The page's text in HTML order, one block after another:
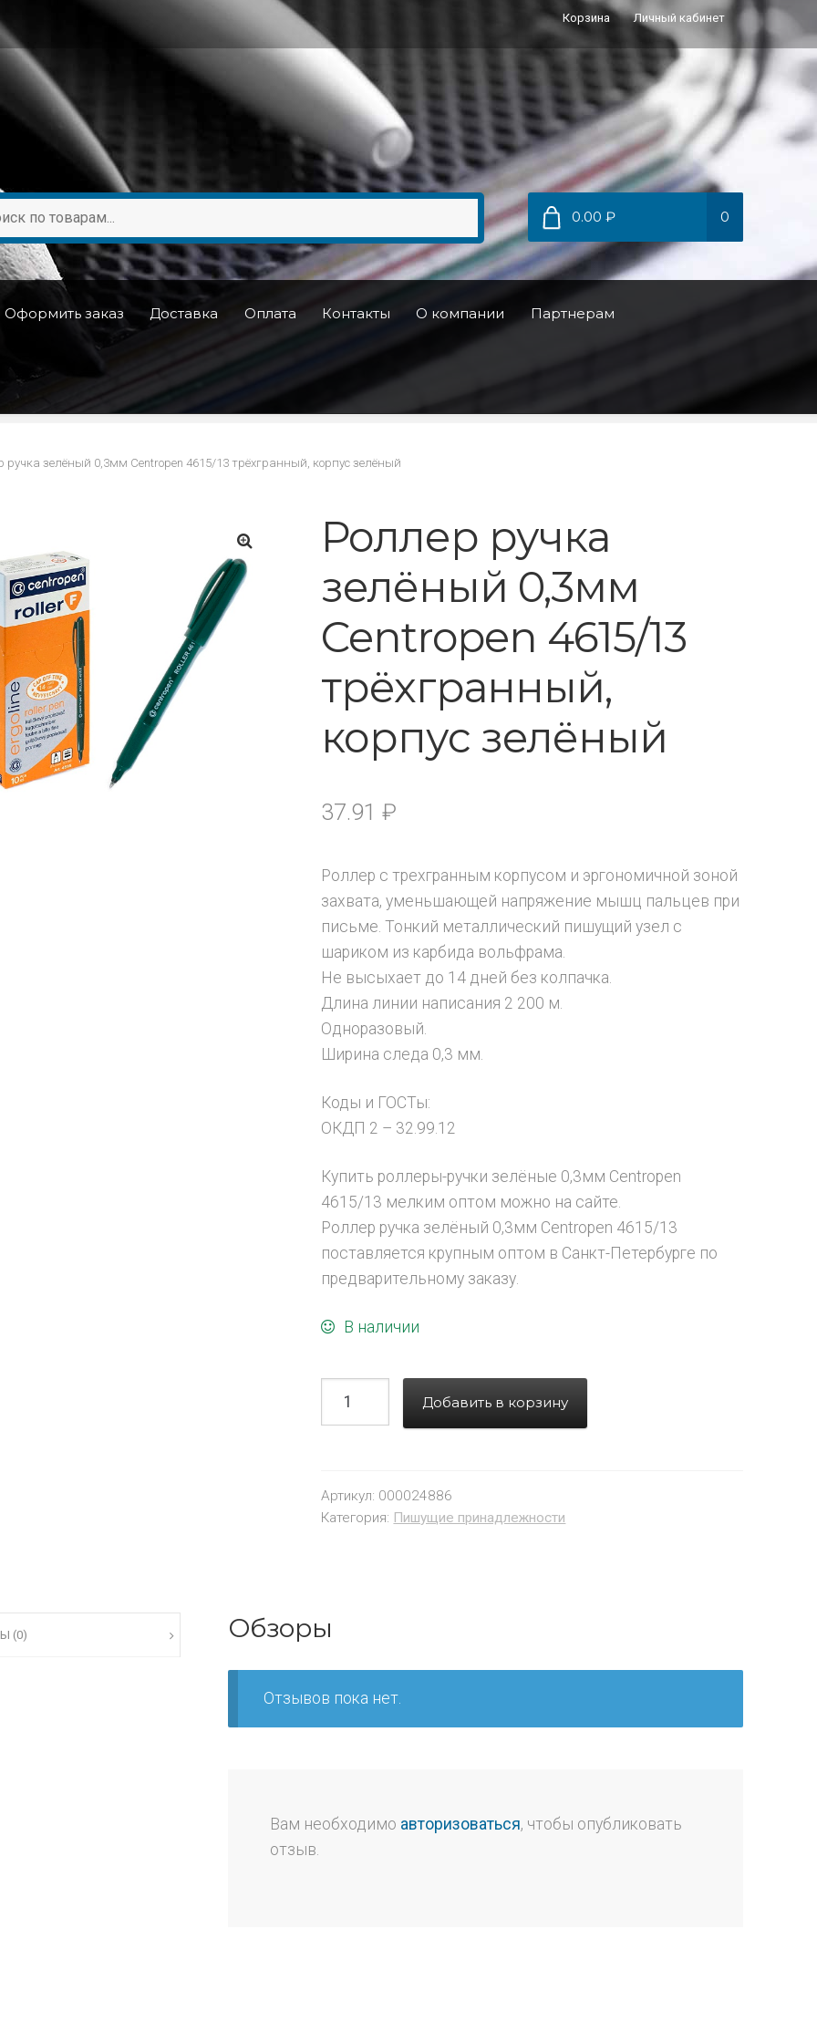
Корзина Личный кабинет
0.00 ₽ 0
Оформить заказ Доставка Оплата Контакты О компании Партнерам
ручка зелёный 0,3мм Centropen 4615/13 трёхгранный, корпус зелёный
🔍
Роллер ручка
зелёный 0,3мм
Centropen 4615/13
трёхгранный,
корпус зелёный
37.91₽
Роллер с трехгранным корпусом и эргономичной зоной
захвата, уменьшающей напряжение мышц пальцев при
письме. Тонкий металлический пишущий узел с
шариком из карбида вольфрама.
Не высыхает до 14 дней без колпачка.
Длина линии написания 2 200 м.
Одноразовый.
Ширина следа 0,3 мм.
Коды и ГОСТы:
ОКДП 2 – 32.99.12
Купить роллеры-ручки зелёные 0,3мм Centropen
4615/13 мелким оптом можно на сайте.
Роллер ручка зелёный 0,3мм Centropen 4615/13
поставляется крупным оптом в Санкт-Петербурге по
предварительному заказу.
В наличии
Добавить в корзину
Артикул: 000024886
Категория: Пишущие принадлежности
(0) Обзоры
Отзывов пока нет.
Вам необходимо авторизоваться, чтобы опубликовать
отзыв.